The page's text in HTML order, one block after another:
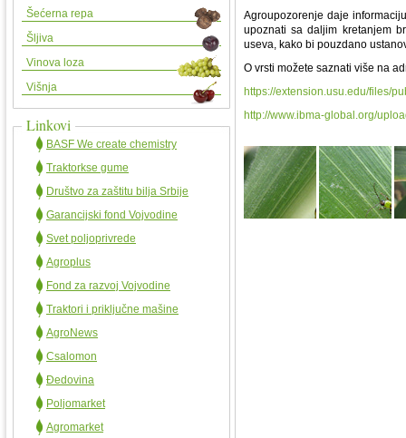
Šećerna repa
Šljiva
Vinova loza
Višnja
Linkovi
BASF We create chemistry
Traktorkse gume
Društvo za zaštitu bilja Srbije
Garancijski fond Vojvodine
Svet poljoprivrede
Agroplus
Fond za razvoj Vojvodine
Traktori i priključne mašine
AgroNews
Csalomon
Đedovina
Poljomarket
Agromarket
Agroupozorenje daje
upoznati sa daljim kretanjem
useva, kako bi pouzdano
O vrsti možete saznati više na
https://extension.usu.edu/files/
http://www.ibma-global.org/